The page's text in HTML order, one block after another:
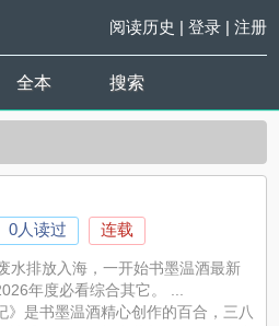
阅读历史 | 登录| 注册
全本 搜索
0人读过 连载
水排放入海，一开始书墨温酒最新
年度必看综合其它。 ...
》是书墨温酒精心创作的百合，三八